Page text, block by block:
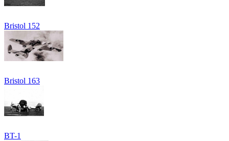
Bristol 152
Bristol 163
BT-1